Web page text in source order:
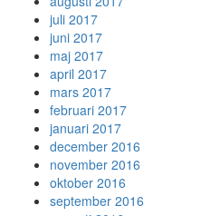
juli 2017
juni 2017
maj 2017
april 2017
mars 2017
februari 2017
januari 2017
december 2016
november 2016
oktober 2016
september 2016